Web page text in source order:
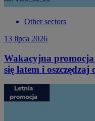
Other sectors
13 lipca 2026
Wakacyjna
się latem i oszczędzaj